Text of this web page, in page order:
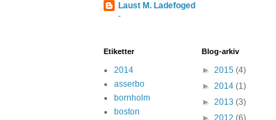
Laust M. Ladefoged
-
Etiketter
2014
asserbo
bornholm
boston
Blog-arkiv
► 2015 (4)
► 2014 (1)
► 2013 (3)
► 2012 (6)